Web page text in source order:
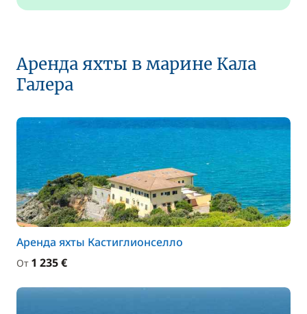
Аренда яхты в марине Кала
Галера
Аренда яхты Кастиглионселло
От 1 235 €